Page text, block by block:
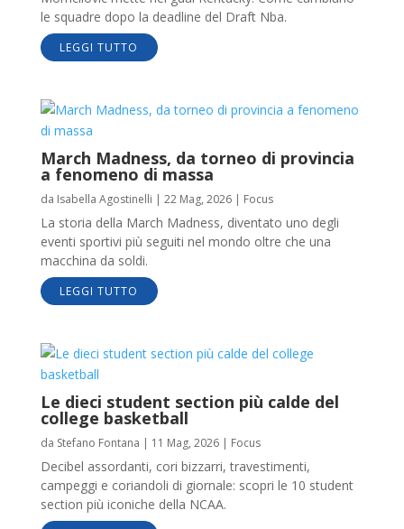
le squadre dopo la deadline del Draft Nba.
LEGGI TUTTO
March Madness, da torneo di provincia
a fenomeno di massa
da Isabella Agostinelli | 22 Mag, 2026| Focus
La storia della March Madness, diventato uno degli
eventi sportivi più seguiti nel mondo oltre che una
macchina da soldi.
LEGGI TUTTO
Le dieci student section più calde del
college basketball
da Stefano Fontana | 11 Mag, 2026| Focus
Decibel assordanti, cori bizzarri, travestimenti,
campeggi e coriandoli di giornale: scopri le 10 student
section più iconiche della NCAA.